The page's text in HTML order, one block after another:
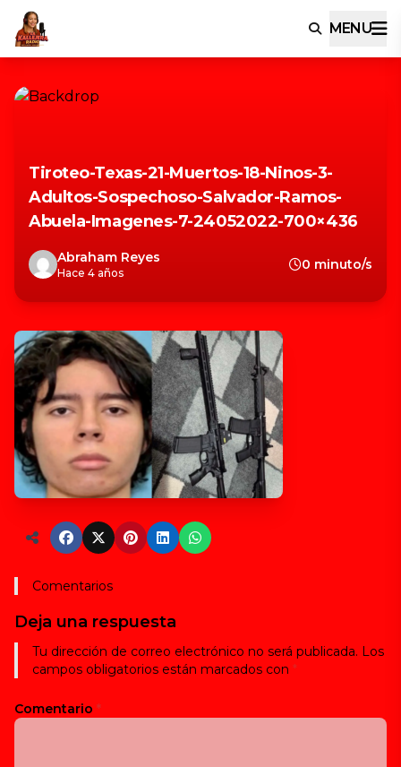
MENU
Tiroteo-Texas-21-Muertos-18-Ninos-3-
Adultos-Sospechoso-Salvador-Ramos-
Abuela-Imagenes-7-24052022-700×436
Abraham Reyes
Hace 4 años
0 minuto/s
Comentarios
Deja una respuesta
Tu dirección de correo electrónico no será publicada. Los
campos obligatorios están marcados con *
Comentario *